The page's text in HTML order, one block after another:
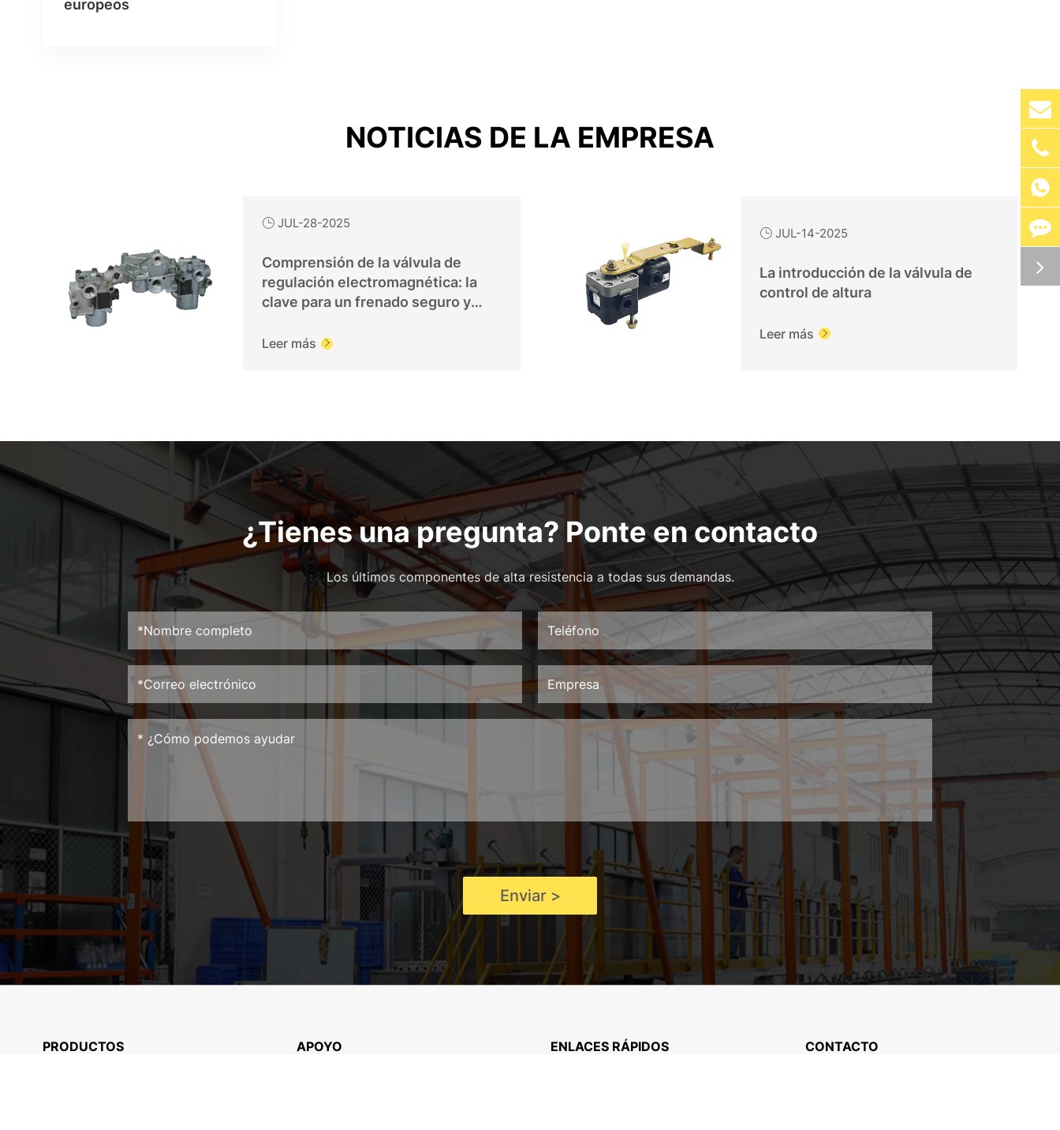
europeos
NOTICIAS DE LA EMPRESA
JUL-28-2025
Comprensión de la válvula de
regulación electromagnética: la
clave para un frenado seguro y
Leer más 
JUL-14-2025
La introducción de la válvula de
control de altura
Leer más 
¿Tienes una pregunta? Ponte en contacto
Los últimos componentes de alta resistencia a todas sus demandas.
Enviar >
PRODUCTOS APOYO ENLACES RÁPIDOS CONTACTO
